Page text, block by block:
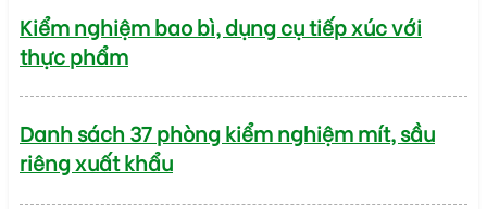
Kiểm nghiệm bao bì, dụng cụ tiếp xúc với
thực phẩm
Danh sách 37 phòng kiểm nghiệm mít, sầu
riêng xuất khẩu